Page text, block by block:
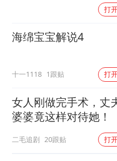
乐享
打
海绵宝宝解说4
十一1118 1跟贴 打
女人刚做完手术，丈
婆婆竟这样对待她！
二毛追剧 20跟贴 打